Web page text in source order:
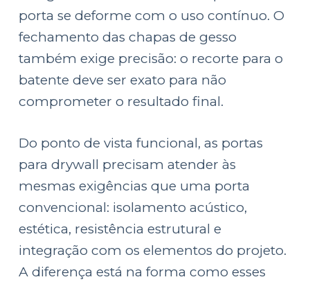
porta se deforme com o uso contínuo. O
fechamento das chapas de gesso
também exige precisão: o recorte para o
batente deve ser exato para não
comprometer o resultado final.
Do ponto de vista funcional, as portas
para drywall precisam atender às
mesmas exigências que uma porta
convencional: isolamento acústico,
estética, resistência estrutural e
integração com os elementos do projeto.
A diferença está na forma como esses